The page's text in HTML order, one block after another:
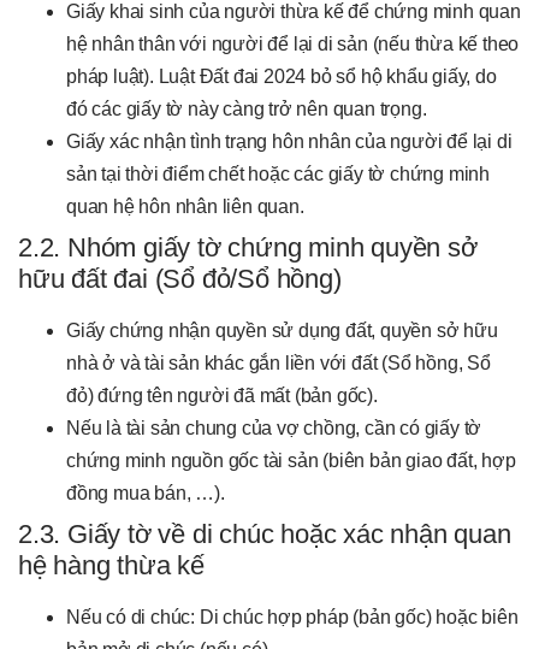
Giấy khai sinh của người thừa kế để chứng minh quan
hệ nhân thân với người để lại di sản (nếu thừa kế theo
pháp luật). Luật Đất đai 2024 bỏ sổ hộ khẩu giấy, do
đó các giấy tờ này càng trở nên quan trọng.
Giấy xác nhận tình trạng hôn nhân của người để lại di
sản tại thời điểm chết hoặc các giấy tờ chứng minh
quan hệ hôn nhân liên quan.
2.2. Nhóm giấy tờ chứng minh quyền sở
hữu đất đai (Sổ đỏ/Sổ hồng)
Giấy chứng nhận quyền sử dụng đất, quyền sở hữu
nhà ở và tài sản khác gắn liền với đất (Sổ hồng, Sổ
đỏ) đứng tên người đã mất (bản gốc).
Nếu là tài sản chung của vợ chồng, cần có giấy tờ
chứng minh nguồn gốc tài sản (biên bản giao đất, hợp
đồng mua bán, …).
2.3. Giấy tờ về di chúc hoặc xác nhận quan
hệ hàng thừa kế
Nếu có di chúc: Di chúc hợp pháp (bản gốc) hoặc biên